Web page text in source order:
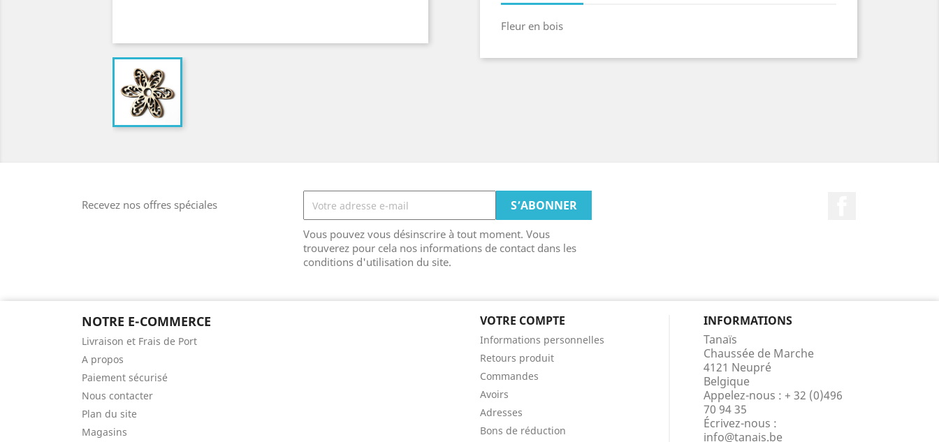
Fleur en bois
Recevez nos offres spéciales
Vous pouvez vous désinscrire à tout moment. Vous
trouverez pour cela nos informations de contact dans les
conditions d'utilisation du site.
NOTRE E-COMMERCE
Livraison et Frais de Port
A propos
Paiement sécurisé
Nous contacter
Plan du site
Magasins
VOTRE COMPTE
Informations personnelles
Retours produit
Commandes
Avoirs
Adresses
Bons de réduction
INFORMATIONS
Tanaïs
Chaussée de Marche
4121 Neupré
Belgique
Appelez-nous : + 32 (0)496
70 94 35
Écrivez-nous :
info@tanais.be